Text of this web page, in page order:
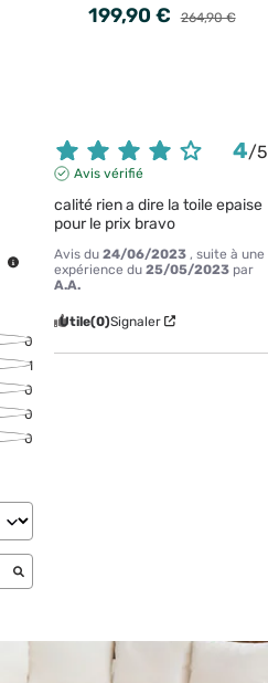
199,90 € 264,90 €
0
1
0
0
0
4/5
Avis vérifié
calité rien a dire la toile epaise
pour le prix bravo
Avis du24/06/2023 , suite à une
expérience du25/05/2023 par
A.A.
Utile(0)Signaler